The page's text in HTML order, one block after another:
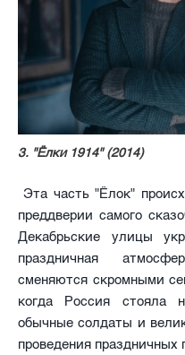
3. "Ёлки 1914" (2014)
Эта часть "Ёлок"
преддверии самого
Декабрьские улицы
праздничная
сменяются скромными
когда Россия стояла
обычные солдаты и
проведения праздничных